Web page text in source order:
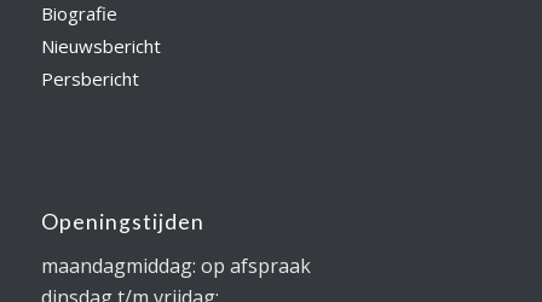
Biografie
Nieuwsbericht
Persbericht
Openingstijden
maandagmiddag: op afspraak